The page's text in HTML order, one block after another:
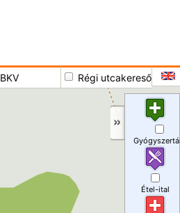
BKV Régi utcakereső
Étel-ital